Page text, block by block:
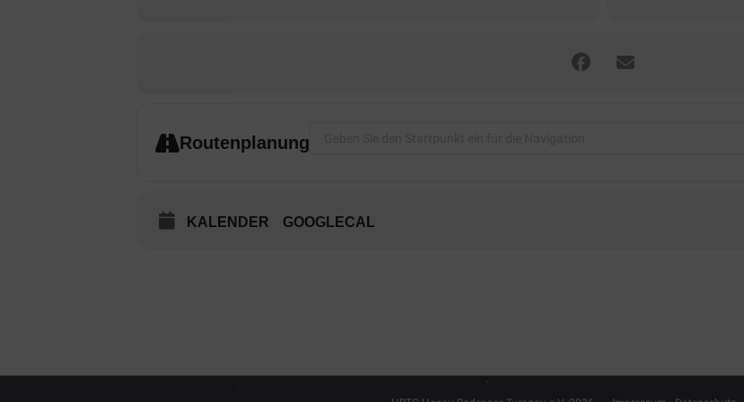
Routenplanung
KALENDER GOOGLECAL